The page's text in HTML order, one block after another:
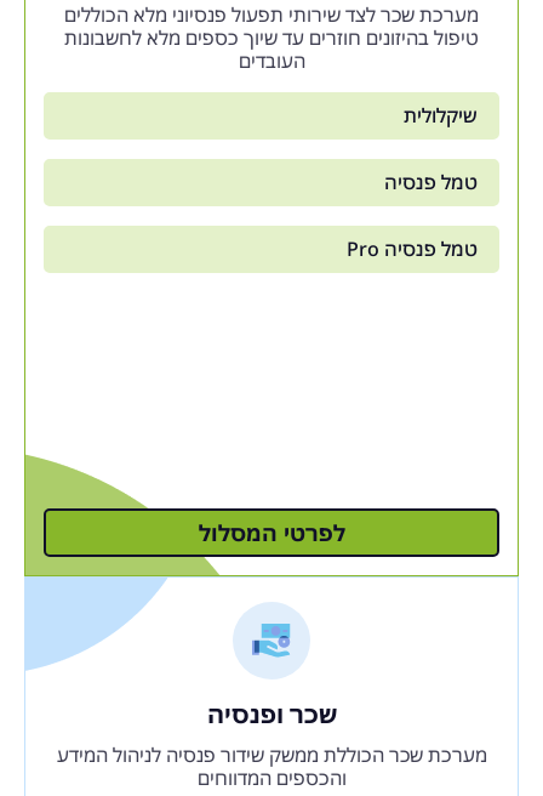
מערכת שכר לצד שירותי תפעול פנסיוני מלא הכוללים
טיפול בהיזונים חוזרים עד שיוך כספים מלא לחשבונות
העובדים
שיקלולית
טמל פנסיה
טמל פנסיה Pro
לפרטי המסלול
שכר ופנסיה
מערכת שכר הכוללת ממשק שידור פנסיה לניהול המידע
והכספים המדווחים